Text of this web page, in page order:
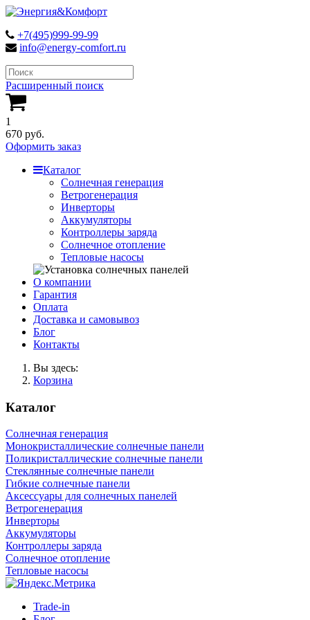
+7(495)999-99-99
info@energy-comfort.ru
Расширенный поиск
1
670 руб.
Оформить заказ
Каталог
Солнечная генерация
Ветрогенерация
Инверторы
Аккумуляторы
Контроллеры заряда
Солнечное отопление
Тепловые насосы
О компании
Гарантия
Оплата
Доставка и самовывоз
Блог
Контакты
Вы здесь:
Корзина
Каталог
Солнечная генерация
Монокристаллические солнечные панели
Поликристаллические солнечные панели
Стеклянные солнечные панели
Гибкие солнечные панели
Аксессуары для солнечных панелей
Ветрогенерация
Инверторы
Аккумуляторы
Контроллеры заряда
Солнечное отопление
Тепловые насосы
Trade-in